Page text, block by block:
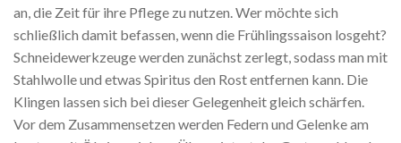
an, die Zeit für ihre Pflege zu nutzen. Wer möchte sich
schließlich damit befassen, wenn die Frühlingssaison losgeht?
Schneidewerkzeuge werden zunächst zerlegt, sodass man mit
Stahlwolle und etwas Spiritus den Rost entfernen kann. Die
Klingen lassen sich bei dieser Gelegenheit gleich schärfen.
Vor dem Zusammensetzen werden Federn und Gelenke am